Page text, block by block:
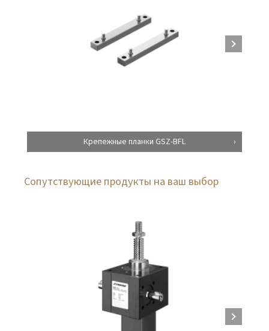
Крепежные планки GSZ-BFL
Сопутствующие продукты на ваш выбор